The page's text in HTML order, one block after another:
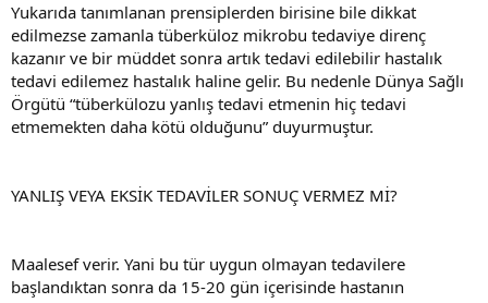
Yukarıda tanımlanan prensiplerden birisine bile dikkat
edilmezse zamanla tüberküloz mikrobu tedaviye direnç
kazanır ve bir müddet sonra artık tedavi edilebilir hastalık
tedavi edilemez hastalık haline gelir. Bu nedenle Dünya Sağlı
Örgütü “tüberkülozu yanlış tedavi etmenin hiç tedavi
etmemekten daha kötü olduğunu” duyurmuştur.
YANLIŞ VEYA EKSİK TEDAVİLER SONUÇ VERMEZ Mİ?
Maalesef verir. Yani bu tür uygun olmayan tedavilere
başlandıktan sonra da 15-20 gün içerisinde hastanın